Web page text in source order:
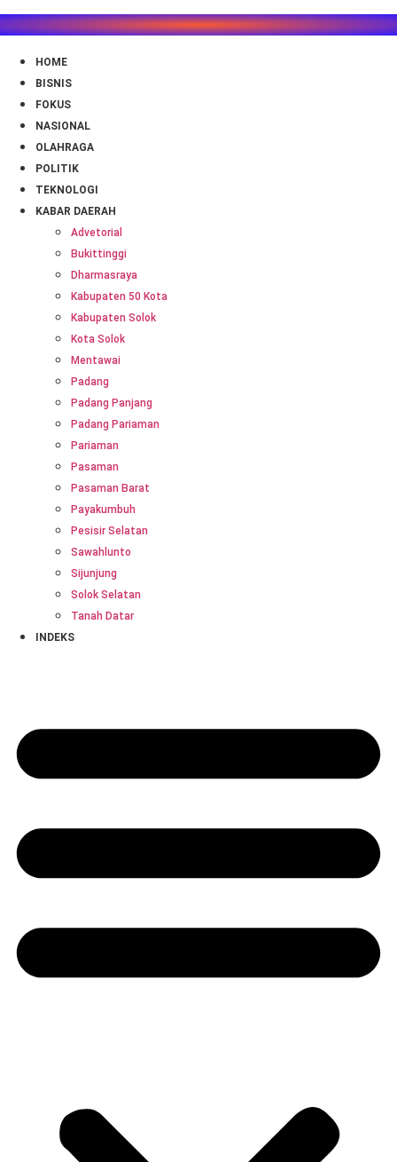
Lewati
kontenHOME
BISNIS
FOKUS
NASIONAL
OLAHRAGA
POLITIK
TEKNOLOGI
KABAR DAERAH
Advetorial
Bukittinggi
Dharmasraya
Kabupaten 50 Kota
Kabupaten Solok
Kota Solok
Mentawai
Padang
Padang Panjang
Padang Pariaman
Pariaman
Pasaman
Pasaman Barat
Payakumbuh
Pesisir Selatan
Sawahlunto
Sijunjung
Solok Selatan
Tanah Datar
INDEKS